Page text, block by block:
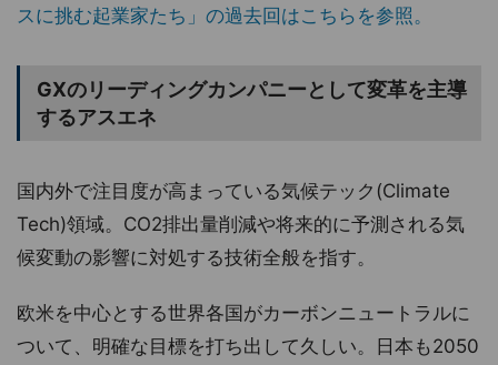
スに挑む起業家たち」の過去回はこちらを参照。
GXのリーディングカンパニーとして変革を主導
するアスエネ
国内外で注目度が高まっている気候テック(Climate
Tech)領域。CO2排出量削減や将来的に予測される気
候変動の影響に対処する技術全般を指す。
欧米を中心とする世界各国がカーボンニュートラルに
ついて、明確な目標を打ち出して久しい。日本も2050